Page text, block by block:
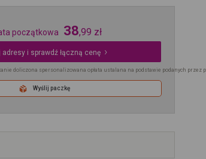
początkowa 38,99 zł
adresy i sprawdź łączną cenę
doliczona spersonalizowana opłata ustalana na podstawie podanych przez
Wyślij paczkę